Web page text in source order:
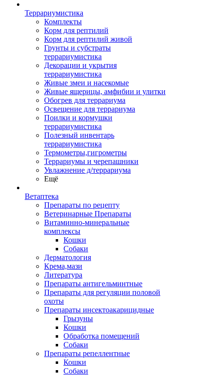
Террариумистика
Комплекты
Корм для рептилий
Корм для рептилий живой
Грунты и субстраты
террариумистика
Декорации и укрытия
террариумистика
Живые змеи и насекомые
Живые ящерицы, амфибии и улитки
Обогрев для террариума
Освещение для террариума
Поилки и кормушки
террариумистика
Полезный инвентарь
террариумистика
Термометры,гигрометры
Террариумы и черепашники
Увлажнение д/террариума
Ещё
Ветаптека
Препараты по рецепту
Ветеринарные Препараты
Витаминно-минеральные
комплексы
Кошки
Собаки
Дерматология
Крема,мази
Литература
Препараты антигельминтные
Препараты для регуляции половой
охоты
Препараты инсектоакарицидные
Грызуны
Кошки
Обработка помещений
Собаки
Препараты репеллентные
Кошки
Собаки